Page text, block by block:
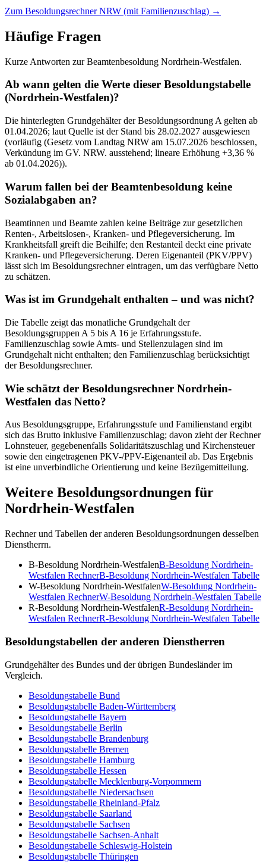
Zum Besoldungsrechner NRW (mit Familienzuschlag) →
Häufige Fragen
Kurze Antworten zur Beamtenbesoldung Nordrhein-Westfalen.
Ab wann gelten die Werte dieser Besoldungstabelle
(Nordrhein-Westfalen)?
Die hinterlegten Grundgehälter der Besoldungsordnung A gelten ab
01.04.2026; laut Quelle ist der Stand bis 28.02.2027 ausgewiesen
(vorläufig (Gesetz vom Landtag NRW am 15.07.2026 beschlossen,
Verkündung im GV. NRW. ausstehend; lineare Erhöhung +3,36 %
ab 01.04.2026)).
Warum fallen bei der Beamtenbesoldung keine
Sozialabgaben an?
Beamtinnen und Beamte zahlen keine Beiträge zur gesetzlichen
Renten-, Arbeitslosen-, Kranken- und Pflegeversicherung. Im
Krankheitsfall greift die Beihilfe; den Restanteil deckt eine private
Kranken- und Pflegeversicherung. Deren Eigenanteil (PKV/PPV)
lässt sich im Besoldungsrechner eintragen, um das verfügbare Netto
zu schätzen.
Was ist im Grundgehalt enthalten – und was nicht?
Die Tabelle zeigt das monatliche Grundgehalt der
Besoldungsgruppen A 5 bis A 16 je Erfahrungsstufe.
Familienzuschlag sowie Amts- und Stellenzulagen sind im
Grundgehalt nicht enthalten; den Familienzuschlag berücksichtigt
der Besoldungsrechner.
Wie schätzt der Besoldungsrechner Nordrhein-
Westfalen das Netto?
Aus Besoldungsgruppe, Erfahrungsstufe und Familienstand ergibt
sich das Brutto inklusive Familienzuschlag; davon zieht der Rechner
Lohnsteuer, gegebenenfalls Solidaritätszuschlag und Kirchensteuer
sowie den eingetragenen PKV-/PPV-Eigenanteil ab. Das Ergebnis
ist eine unverbindliche Orientierung und keine Bezügemitteilung.
Weitere Besoldungsordnungen für
Nordrhein-Westfalen
Rechner und Tabellen der anderen Besoldungsordnungen desselben
Dienstherrn.
B-Besoldung Nordrhein-WestfalenB-Besoldung Nordrhein-
Westfalen RechnerB-Besoldung Nordrhein-Westfalen Tabelle
W-Besoldung Nordrhein-WestfalenW-Besoldung Nordrhein-
Westfalen RechnerW-Besoldung Nordrhein-Westfalen Tabelle
R-Besoldung Nordrhein-WestfalenR-Besoldung Nordrhein-
Westfalen RechnerR-Besoldung Nordrhein-Westfalen Tabelle
Besoldungstabellen der anderen Dienstherren
Grundgehälter des Bundes und der übrigen Bundesländer im
Vergleich.
Besoldungstabelle Bund
Besoldungstabelle Baden-Württemberg
Besoldungstabelle Bayern
Besoldungstabelle Berlin
Besoldungstabelle Brandenburg
Besoldungstabelle Bremen
Besoldungstabelle Hamburg
Besoldungstabelle Hessen
Besoldungstabelle Mecklenburg-Vorpommern
Besoldungstabelle Niedersachsen
Besoldungstabelle Rheinland-Pfalz
Besoldungstabelle Saarland
Besoldungstabelle Sachsen
Besoldungstabelle Sachsen-Anhalt
Besoldungstabelle Schleswig-Holstein
Besoldungstabelle Thüringen